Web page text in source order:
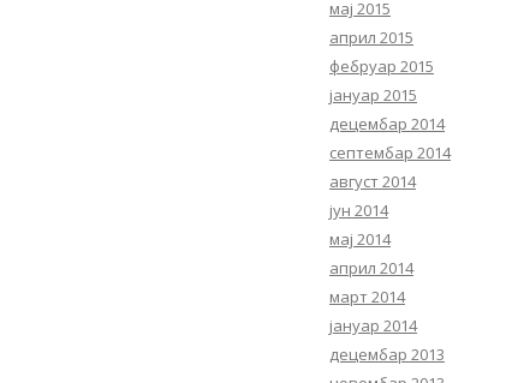
мај 2015
април 2015
фебруар 2015
јануар 2015
децембар 2014
септембар 2014
август 2014
јун 2014
мај 2014
април 2014
март 2014
јануар 2014
децембар 2013